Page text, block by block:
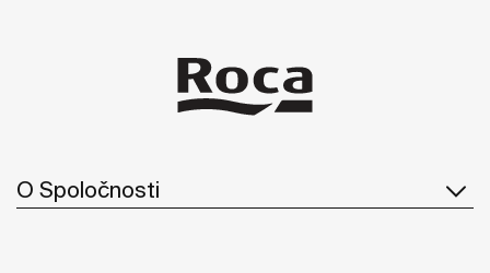
O Spoločnosti